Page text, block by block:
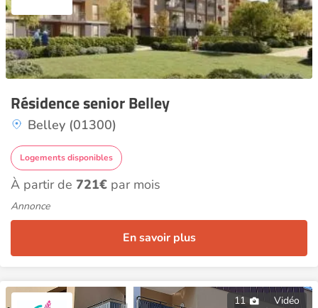
Résidence senior Belley
Belley (01300)
Logements disponibles
À partir de 721€ par mois
Annonce
En savoir plus
11 Vidéo